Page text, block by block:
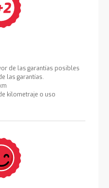
de las garantías posibles
las garantías.
kilometraje o uso